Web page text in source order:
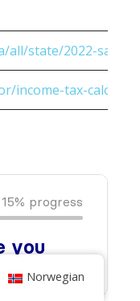
state/2022-sales-
income-tax-
Norwegian